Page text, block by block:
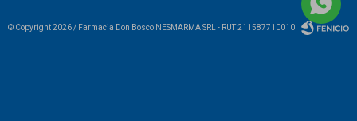
© Copyright 2026 / Farmacia Don Bosco NESMARMA SRL - RUT 211587710010